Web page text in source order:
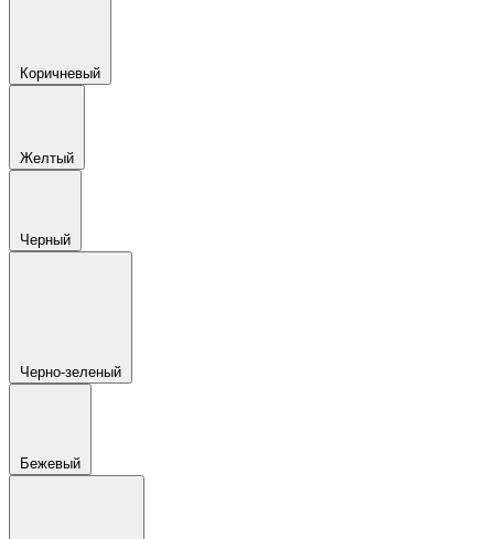
Коричневый
Желтый
Черный
Черно-зеленый
Бежевый